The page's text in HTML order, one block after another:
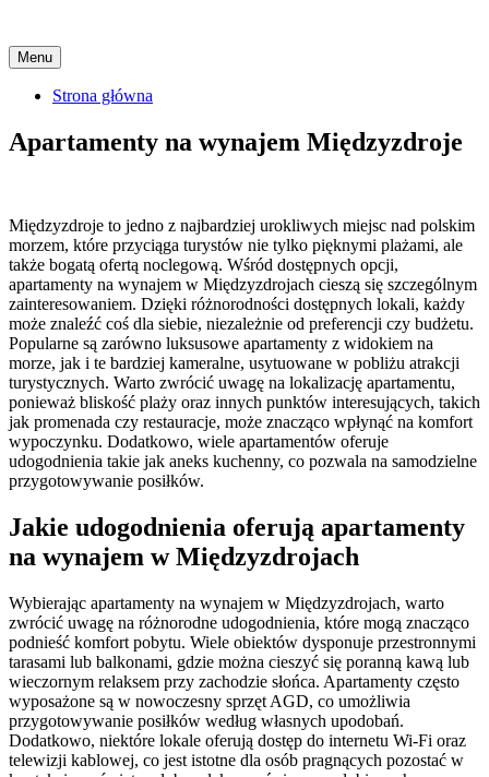
Menu Skip
to
content
Strona główna
Apartamenty na wynajem Międzyzdroje
Międzyzdroje to jedno z najbardziej urokliwych miejsc nad polskim
morzem, które przyciąga turystów nie tylko pięknymi plażami, ale
także bogatą ofertą noclegową. Wśród dostępnych opcji,
apartamenty na wynajem w Międzyzdrojach cieszą się szczególnym
zainteresowaniem. Dzięki różnorodności dostępnych lokali, każdy
może znaleźć coś dla siebie, niezależnie od preferencji czy budżetu.
Popularne są zarówno luksusowe apartamenty z widokiem na
morze, jak i te bardziej kameralne, usytuowane w pobliżu atrakcji
turystycznych. Warto zwrócić uwagę na lokalizację apartamentu,
ponieważ bliskość plaży oraz innych punktów interesujących, takich
jak promenada czy restauracje, może znacząco wpłynąć na komfort
wypoczynku. Dodatkowo, wiele apartamentów oferuje
udogodnienia takie jak aneks kuchenny, co pozwala na samodzielne
przygotowywanie posiłków.
Jakie udogodnienia oferują apartamenty
na wynajem w Międzyzdrojach
Wybierając apartamenty na wynajem w Międzyzdrojach, warto
zwrócić uwagę na różnorodne udogodnienia, które mogą znacząco
podnieść komfort pobytu. Wiele obiektów dysponuje przestronnymi
tarasami lub balkonami, gdzie można cieszyć się poranną kawą lub
wieczornym relaksem przy zachodzie słońca. Apartamenty często
wyposażone są w nowoczesny sprzęt AGD, co umożliwia
przygotowywanie posiłków według własnych upodobań.
Dodatkowo, niektóre lokale oferują dostęp do internetu Wi-Fi oraz
telewizji kablowej, co jest istotne dla osób pragnących pozostać w